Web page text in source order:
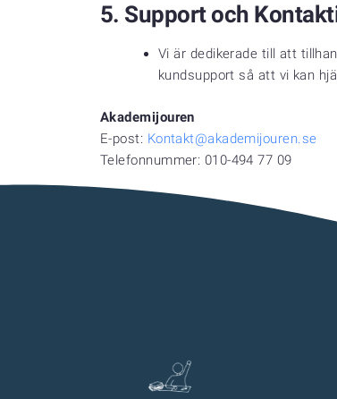
5. Support och
Vi är dedikerade till att
kundsupport så att vi kan
Akademijouren
E-post: Kontakt@akademijouren.se
Telefonnummer: 010-494 77 09